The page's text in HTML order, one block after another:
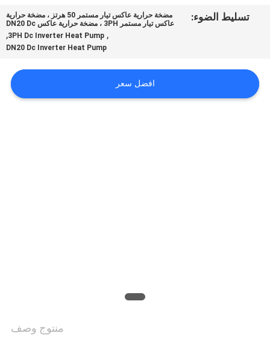
القضايا
تسليط الضوء:
مضخة حرارية عاكس تيار مستمر 50 هرتز ، مضخة حرارية
عاكس تيار مستمر 3PH ، مضخة حرارية عاكس DN20 Dc
,
3PH Dc Inverter Heat Pump
,
DN20 Dc Inverter Heat Pump
افضل سعر
منتوج وصف